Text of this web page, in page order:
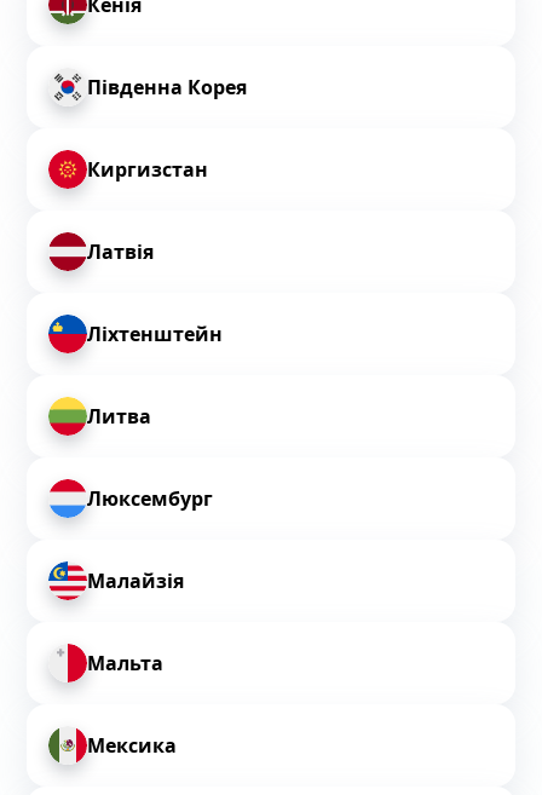
Кенія
Південна Корея
Киргизстан
Латвія
Ліхтенштейн
Литва
Люксембург
Малайзія
Мальта
Мексика